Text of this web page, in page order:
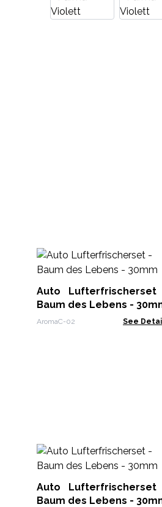
Auto
Baum des Lebens -
AromaC-02 See
Auto
Baum des Lebens -